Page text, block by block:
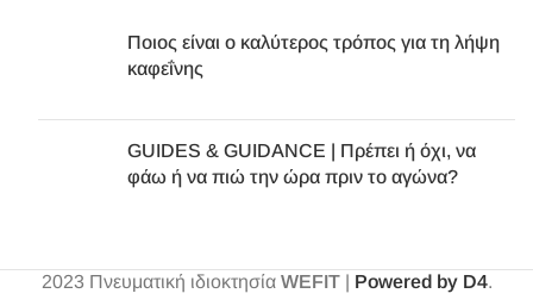
Ποιος είναι ο καλύτερος τρόπος για τη λήψη
καφεΐνης
GUIDES & GUIDANCE | Πρέπει ή όχι, να
φάω ή να πιώ την ώρα πριν το αγώνα?
2023 Πνευματική ιδιοκτησία WEFIT| Powered by D4.